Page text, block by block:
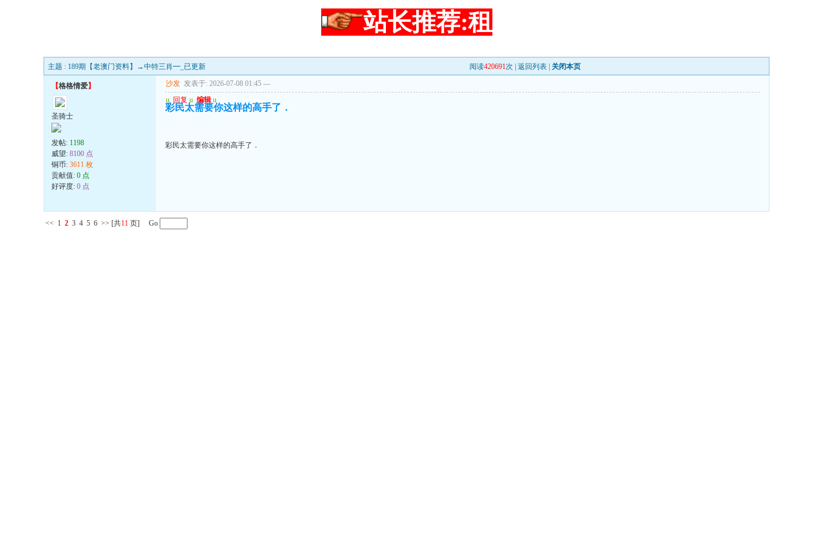
站长推荐:租
主题 : 189期【老澳门资料】→中特三肖━_已更新 阅读420691次 | 返回列表 关闭本页
【格格情爱】
圣骑士
发帖: 1198
威望: 8100 点
铜币: 3611 枚
贡献值: 0 点
好评度: 0 点
沙发 发表于: 2026-07-08 01:45 ---
u 回复 u 编辑 u
彩民太需要你这样的高手了．
彩民太需要你这样的高手了．
<< 1 2 3 4 5 6 >> [共11 页] Go